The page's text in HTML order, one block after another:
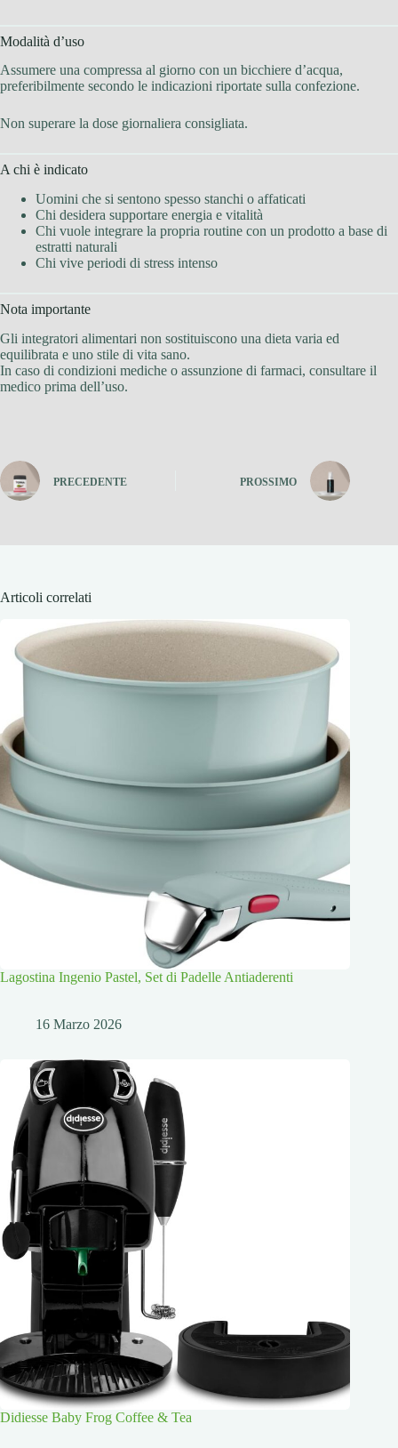
Modalità d’uso
Assumere una compressa al giorno con un bicchiere d’acqua,
preferibilmente secondo le indicazioni riportate sulla confezione.
Non superare la dose giornaliera consigliata.
A chi è indicato
Uomini che si sentono spesso stanchi o affaticati
Chi desidera supportare energia e vitalità
Chi vuole integrare la propria routine con un prodotto a base di
estratti naturali
Chi vive periodi di stress intenso
Nota importante
Gli integratori alimentari non sostituiscono una dieta varia ed
equilibrata e uno stile di vita sano.
In caso di condizioni mediche o assunzione di farmaci, consultare il
medico prima dell’uso.
PRECEDENTE PROSSIMO
Articoli correlati
Lagostina Ingenio Pastel, Set di Padelle Antiaderenti
16 Marzo 2026
Didiesse Baby Frog Coffee & Tea